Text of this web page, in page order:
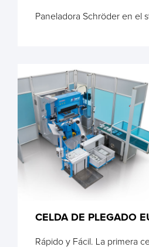
Paneladora Schröder en el
CELDA DE PLEGADO
Rápido y Fácil. La primera